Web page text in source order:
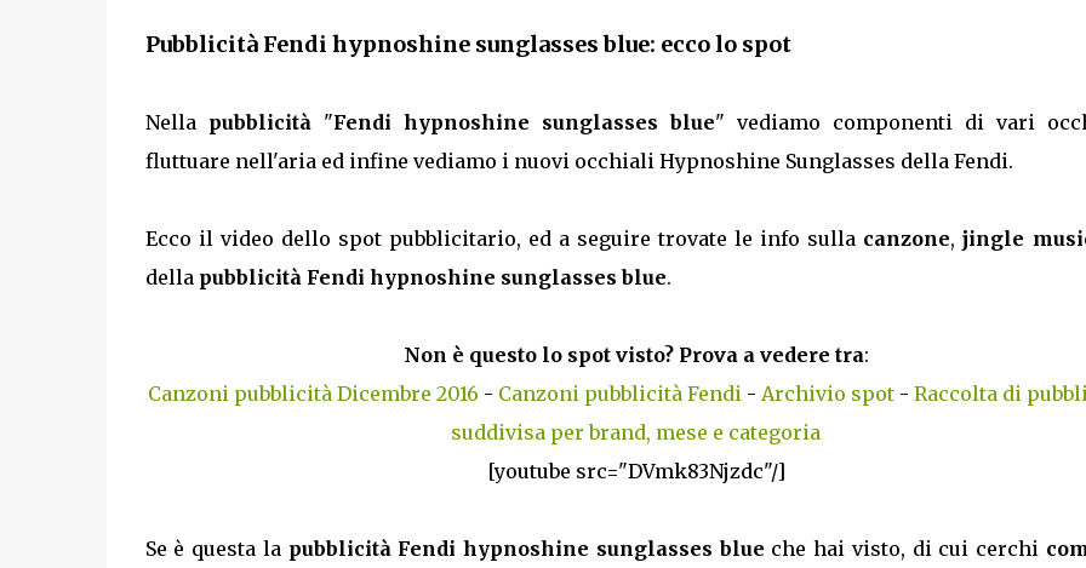
Pubblicità Fendi hypnoshine sunglasses blue: ecco lo spot
Nella pubblicità"Fendi hypnoshine sunglasses blue" vediamo componenti di vari
fluttuare nell'aria ed infine vediamo i nuovi occhiali Hypnoshine Sunglasses della Fendi.
Ecco il video dello spot pubblicitario, ed a seguire trovate le info sulla canzone,jingle
della pubblicità Fendi hypnoshine sunglasses blue.
Non è questo lo spot visto? Prova a vedere tra:
Canzoni pubblicità Dicembre 2016 - Canzoni pubblicità Fendi- Archivio spot- Raccolta di
suddivisa per brand, mese e categoria
[youtube src="DVmk83Njzdc"/]
Se è questa la pubblicità Fendi hypnoshine sunglasses blue che hai visto, di cui cerchi